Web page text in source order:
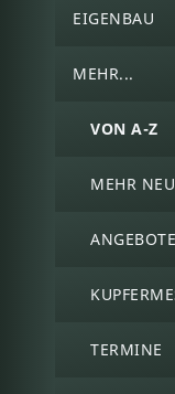
EIGENBAU
MEHR...
VON A-Z
MEHR
ANGEBOTE
TERMINE